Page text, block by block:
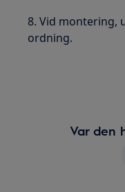
8. Vid montering,
ordning.
Var den